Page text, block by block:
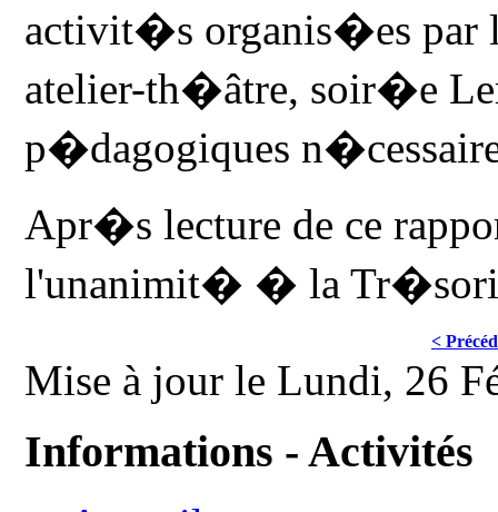
activit�s organis�es par
atelier-th�âtre, soir�e
p�dagogiques
Apr�s lecture de ce
l'unanimit� � la
<
Mise à jour le Lundi, 26
Informations - Activités